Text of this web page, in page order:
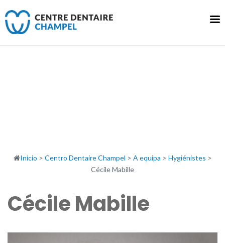
para
Início > Centro Dentaire Champel > A equipa > Hygiénistes >
Cécile Mabille
Cécile Mabille